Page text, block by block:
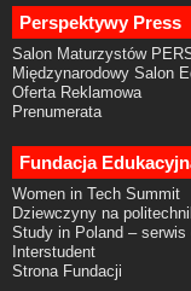
Perspektywy Press
Salon Maturzystów
Międzynarodowy Salon
Oferta Reklamowa
Prenumerata
Fundacja
Women in Tech Summit
Dziewczyny na
Study in Poland – serwis
Interstudent
Strona Fundacji